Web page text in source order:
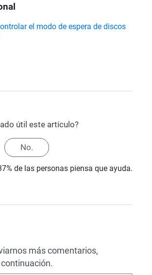
el modo de espera de discos
útil este artículo?
No.
de las personas piensa que ayuda.
más comentarios,